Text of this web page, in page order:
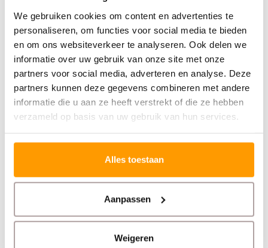
We gebruiken cookies om content en advertenties te
personaliseren, om functies voor social media te bieden
en om ons websiteverkeer te analyseren. Ook delen we
informatie over uw gebruik van onze site met onze
partners voor social media, adverteren en analyse. Deze
partners kunnen deze gegevens combineren met andere
informatie die u aan ze heeft verstrekt of die ze hebben
verzameld op basis van uw gebruik van hun services.
Alles toestaan
Aanpassen
Weigeren
Gerelateerde producten
Glasvlies - 50mm x
gipsplaatverbindingen
TECHNOTAPE
Voegband 50 mm x 75
Geperforeerd Papier